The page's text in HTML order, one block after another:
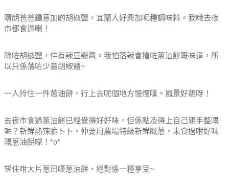
晴朗爸爸鍾意加啲胡椒鹽，宜蘭人好興加呢種調味料。我哋去夜
巿都食過喇！
除咗胡椒鹽，仲有辣豆瓣醬。我怕落辣會搶咗蔥油餅嘅味道，所
以只係落咗少量胡椒鹽~
一人拎住一件蔥油餅，行上去呢個地方慢慢嘆。風景好靚呀！
去夜市食過蔥油餅已經覺得好好味，但係點及得上自己親手整嘅
呢？新鮮熱辣脆卜卜，仲要用農場特級新鮮嘅蔥，未食過咁好味
嘅蔥油餅㗎！*o*
望住咁大片蔥田嘆蔥油餅，絕對係一種享受~